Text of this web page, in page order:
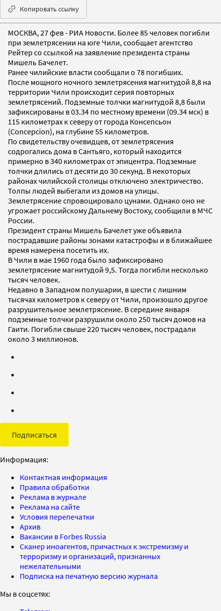
Копировать ссылку
МОСКВА, 27 фев - РИА Новости. Более 85 человек погибли
при землетрясении на юге Чили, сообщает агентство
Рейтер со ссылкой на заявление президента страны
Мишель Бачелет.
Ранее чилийские власти сообщали о 78 погибших.
После мощного ночного землетрясения магнитудой 8,8 на
территории Чили происходит серия повторных
землетрясений. Подземные толчки магнитудой 8,8 были
зафиксированы в 03.34 по местному времени (09.34 мск) в
115 километрах к северу от города Консепсьон
(Concepcion), на глубине 55 километров.
По свидетельству очевидцев, от землетрясения
содрогались дома в Сантьяго, который находится
примерно в 340 километрах от эпицентра. Подземные
толчки длились от десяти до 30 секунд. В некоторых
районах чилийской столицы отключено электричество.
Толпы людей выбегали из домов на улицы.
Землетрясение спровоцировало цунами. Однако оно не
угрожает российскому Дальнему Востоку, сообщили в МЧС
России.
Президент страны Мишель Бачелет уже объявила
пострадавшие районы зонами катастрофы и в ближайшее
время намерена посетить их.
В Чили в мае 1960 года было зафиксировано
землетрясение магнитудой 9,5. Тогда погибли несколько
тысяч человек.
Недавно в Западном полушарии, в шести с лишним
тысячах километров к северу от Чили, произошло другое
разрушительное землетрясение. В середине января
подземные толчки разрушили около 250 тысяч домов на
Гаити. Погибли свыше 220 тысяч человек, пострадали
около 3 миллионов.
Подписаться
Информация:
Контактная информация
Правила обработки
Реклама в журнале
Реклама на сайте
Условия перепечатки
Архив
Вакансии в Forbes Russia
Сканер иноагентов, причастных к экстремизму и
терроризму и организаций, признанных
нежелательными
Подписка на печатную версию журнала
Мы в соцсетях: